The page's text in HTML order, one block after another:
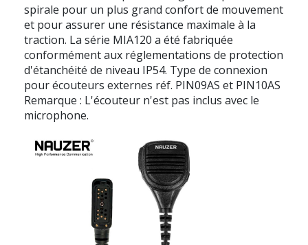
spirale pour un plus grand confort de mouvement
et pour assurer une résistance maximale à la
traction. La série MIA120 a été fabriquée
conformément aux réglementations de protection
d'étanchéité de niveau IP54. Type de connexion
pour écouteurs externes réf. PIN09AS et PIN10AS
Remarque : L'écouteur n'est pas inclus avec le
microphone.